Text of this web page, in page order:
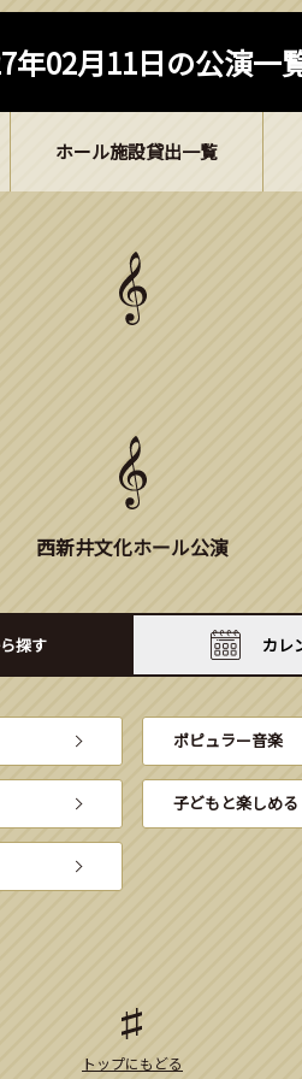
年02月11日の公演一
ホール施設貸出一覧
西新井文化ホール公演
探す カレ
ポピュラー音楽
子どもと楽しめる
トップにもどる